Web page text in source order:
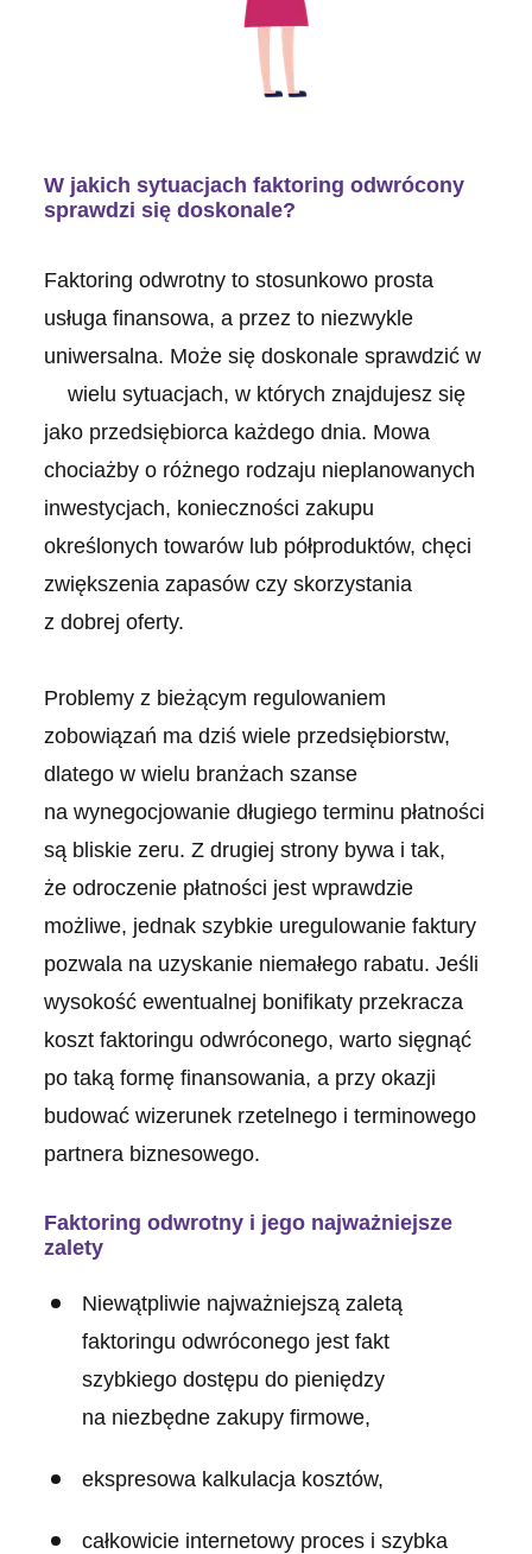
W jakich sytuacjach faktoring odwrócony
sprawdzi się doskonale?
Faktoring odwrotny to stosunkowo prosta
usługa finansowa, a przez to niezwykle
uniwersalna. Może się doskonale sprawdzić w
wielu sytuacjach, w których znajdujesz się
jako przedsiębiorca każdego dnia. Mowa
chociażby o różnego rodzaju nieplanowanych
inwestycjach, konieczności zakupu
określonych towarów lub półproduktów, chęci
zwiększenia zapasów czy skorzystania
z dobrej oferty.
Problemy z bieżącym regulowaniem
zobowiązań ma dziś wiele przedsiębiorstw,
dlatego w wielu branżach szanse
na wynegocjowanie długiego terminu płatności
są bliskie zeru. Z drugiej strony bywa i tak,
że odroczenie płatności jest wprawdzie
możliwe, jednak szybkie uregulowanie faktury
pozwala na uzyskanie niemałego rabatu. Jeśli
wysokość ewentualnej bonifikaty przekracza
koszt faktoringu odwróconego, warto sięgnąć
po taką formę finansowania, a przy okazji
budować wizerunek rzetelnego i terminowego
partnera biznesowego.
Faktoring odwrotny i jego najważniejsze
zalety
Niewątpliwie najważniejszą zaletą
faktoringu odwróconego jest fakt
szybkiego dostępu do pieniędzy
na niezbędne zakupy firmowe,
ekspresowa kalkulacja kosztów,
całkowicie internetowy proces i szybka